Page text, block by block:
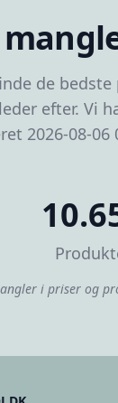
de bedste
efter. Vi
2026-08-06
i priser og